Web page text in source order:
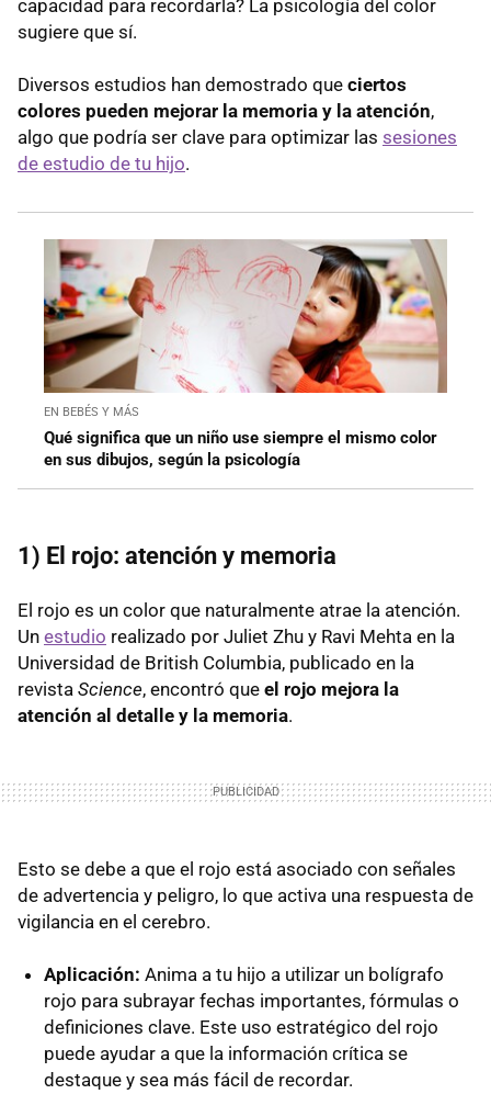
capacidad para recordarla? La psicología del color
sugiere que sí.
Diversos estudios han demostrado que ciertos
colores pueden mejorar la memoria y la atención,
algo que podría ser clave para optimizar las sesiones
de estudio de tu hijo.
EN BEBÉS Y MÁS
Qué significa que un niño use siempre el mismo color
en sus dibujos, según la psicología
1) El rojo: atención y memoria
El rojo es un color que naturalmente atrae la atención.
Un estudio realizado por Juliet Zhu y Ravi Mehta en la
Universidad de British Columbia, publicado en la
revista Science, encontró que el rojo mejora la
atención al detalle y la memoria.
Esto se debe a que el rojo está asociado con señales
de advertencia y peligro, lo que activa una respuesta de
vigilancia en el cerebro.
Aplicación: Anima a tu hijo a utilizar un bolígrafo
rojo para subrayar fechas importantes, fórmulas o
definiciones clave. Este uso estratégico del rojo
puede ayudar a que la información crítica se
destaque y sea más fácil de recordar.